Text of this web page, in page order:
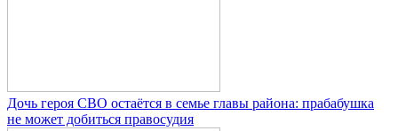
Дочь героя СВО остаётся в семье главы района: прабабушка
не может добиться правосудия